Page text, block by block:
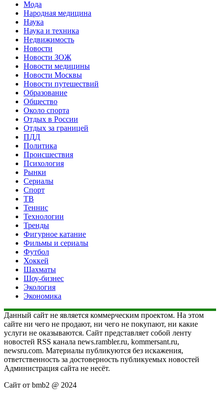
Мода
Народная медицина
Наука
Наука и техника
Недвижимость
Новости
Новости ЗОЖ
Новости медицины
Новости Москвы
Новости путешествий
Образование
Общество
Около спорта
Отдых в России
Отдых за границей
ПДД
Политика
Происшествия
Психология
Рынки
Сериалы
Спорт
ТВ
Теннис
Технологии
Тренды
Фигурное катание
Фильмы и сериалы
Футбол
Хоккей
Шахматы
Шоу-бизнес
Экология
Экономика
Данный сайт не является коммерческим проектом. На этом
сайте ни чего не продают, ни чего не покупают, ни какие
услуги не оказываются. Сайт представляет собой ленту
новостей RSS канала news.rambler.ru, kommersant.ru,
newsru.com. Материалы публикуются без искажения,
ответственность за достоверность публикуемых новостей
Администрация сайта не несёт.
Сайт от bmb2 @ 2024